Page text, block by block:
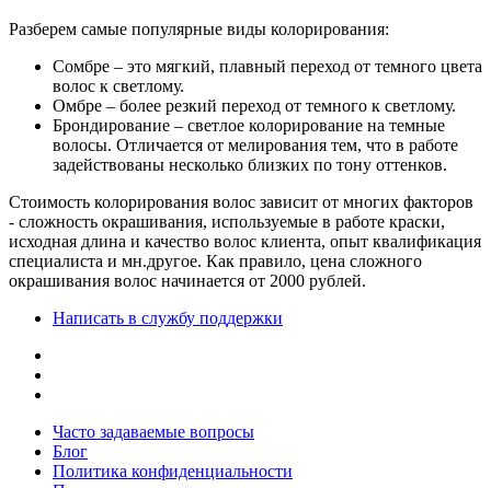
Разберем самые популярные виды колорирования:
Сомбре – это мягкий, плавный переход от темного цвета
волос к светлому.
Омбре – более резкий переход от темного к светлому.
Брондирование – светлое колорирование на темные
волосы. Отличается от мелирования тем, что в работе
задействованы несколько близких по тону оттенков.
Стоимость колорирования волос зависит от многих факторов
- сложность окрашивания, используемые в работе краски,
исходная длина и качество волос клиента, опыт квалификация
специалиста и мн.другое. Как правило, цена сложного
окрашивания волос начинается от 2000 рублей.
Написать в службу поддержки
Часто задаваемые вопросы
Блог
Политика конфиденциальности